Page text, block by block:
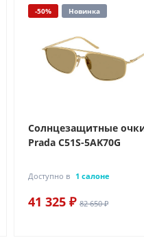
-50% Новинка
Солнцезащитные
Prada C51S-5AK70G
Доступно в 1 салоне
41 325 ₽ 82 650 ₽